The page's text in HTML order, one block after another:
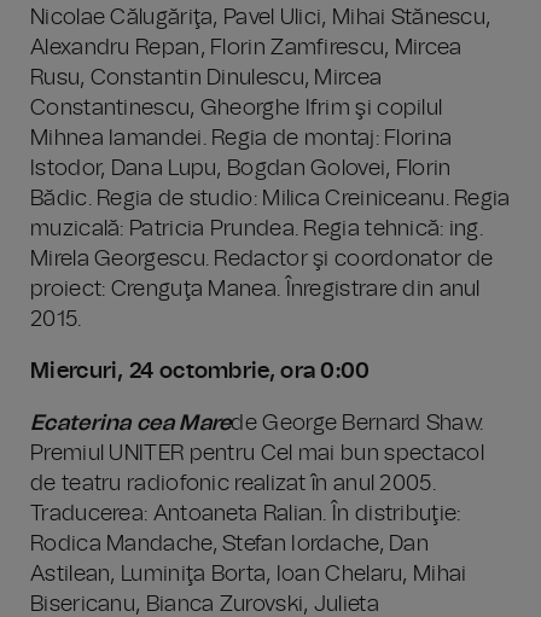
Nicolae Călugăriţa, Pavel Ulici, Mihai Stănescu,
Alexandru Repan, Florin Zamfirescu, Mircea
Rusu, Constantin Dinulescu, Mircea
Constantinescu, Gheorghe Ifrim şi copilul
Mihnea Iamandei. Regia de montaj: Florina
Istodor, Dana Lupu, Bogdan Golovei, Florin
Bădic. Regia de studio: Milica Creiniceanu. Regia
muzicală: Patricia Prundea. Regia tehnică: ing.
Mirela Georgescu. Redactor şi coordonator de
proiect: Crenguţa Manea. Înregistrare din anul
2015.
Miercuri, 24 octombrie, ora 0:00
Ecaterina cea Marede George Bernard Shaw.
Premiul UNITER pentru Cel mai bun spectacol
de teatru radiofonic realizat în anul 2005.
Traducerea: Antoaneta Ralian. În distribuţie:
Rodica Mandache, Stefan Iordache, Dan
Astilean, Luminiţa Borta, Ioan Chelaru, Mihai
Bisericanu, Bianca Zurovski, Julieta